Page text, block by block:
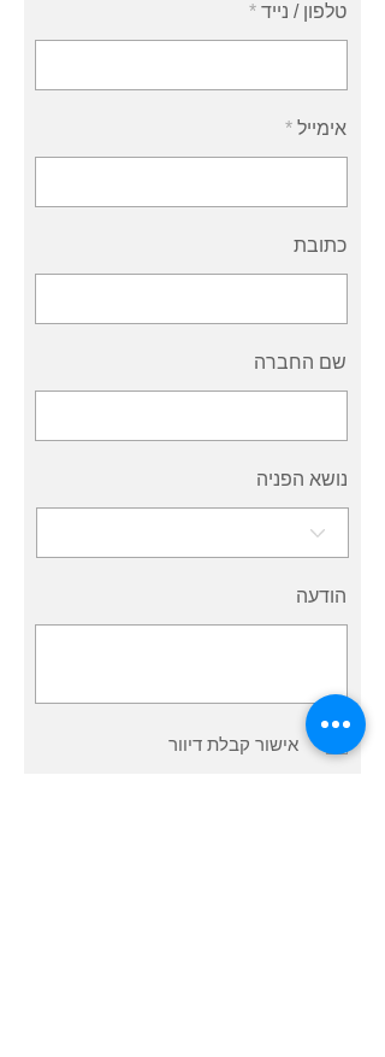
טלפון / נייד
אימייל
כתובת
שם החברה
נושא הפניה
הודעה
אישור קבלת דיוור